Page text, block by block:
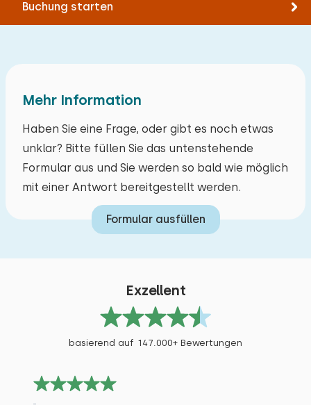
Buchung starten
Mehr Information
Haben Sie eine Frage, oder gibt es noch etwas
unklar? Bitte füllen Sie das untenstehende
Formular aus und Sie werden so bald wie möglich
mit einer Antwort bereitgestellt werden.
Formular ausfüllen
Exzellent
basierend auf 147.000+ Bewertungen